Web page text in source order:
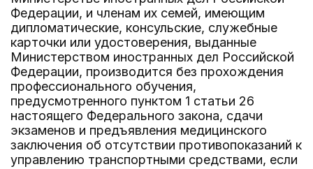
Федерации, и членам их семей, имеющим
дипломатические, консульские, служебные
карточки или удостоверения, выданные
Министерством иностранных дел Российской
Федерации, производится без прохождения
профессионального обучения,
предусмотренного пунктом 1 статьи 26
настоящего Федерального закона, сдачи
экзаменов и предъявления медицинского
заключения об отсутствии противопоказаний к
управлению транспортными средствами, если